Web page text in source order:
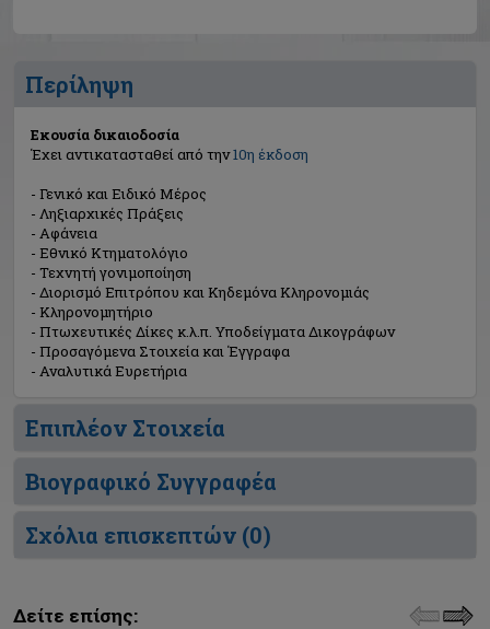
Περίληψη
Εκουσία δικαιοδοσία
Έχει αντικατασταθεί από την10η έκδοση
- Γενικό και Ειδικό Μέρος
- Ληξιαρχικές Πράξεις
- Αφάνεια
- Εθνικό Κτηματολόγιο
- Τεχνητή γονιμοποίηση
- Διορισμό Επιτρόπου και Κηδεμόνα Κληρονομιάς
- Κληρονομητήριο
- Πτωχευτικές Δίκες κ.λ.π. Υποδείγματα Δικογράφων
- Προσαγόμενα Στοιχεία και Έγγραφα
- Αναλυτικά Ευρετήρια
Επιπλέον Στοιχεία
Βιογραφικό Συγγραφέα
Σχόλια επισκεπτών (0)
Δείτε επίσης: